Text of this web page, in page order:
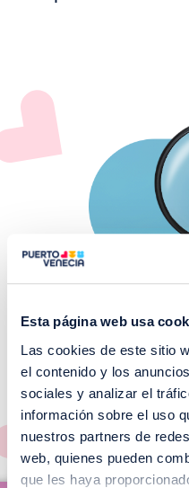
Esta página web usa
Las cookies de este sitio
el contenido y los
sociales y analizar el
información sobre el uso
nuestros partners de
web, quienes pueden
que les haya
¡No te pierdas
EVENTOS!
Ver todos >